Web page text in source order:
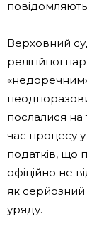
Верховний
релігійної
послалися на
час процесу
податків, що
офіційно не
як
уряду.